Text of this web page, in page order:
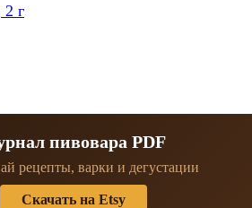
г
пивовара PDF
рецепты, варки и дегустации
Скачать на Etsy